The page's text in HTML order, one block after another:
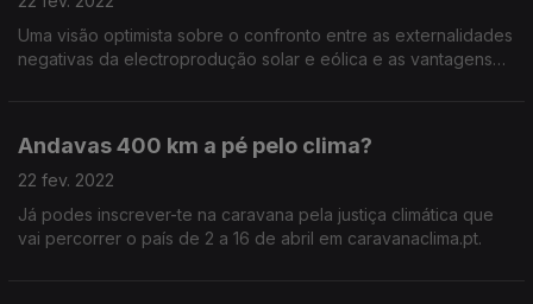
Uma visão optimista sobre o confronto entre as externalidades
negativas da electroprodução solar e eólica e as vantagens
Andavas 400 km a pé pelo clima?
22 fev. 2022
Já podes inscrever-te na caravana pela justiça climática que
vai percorrer o país de 2 a 16 de abril em caravanaclima.pt.